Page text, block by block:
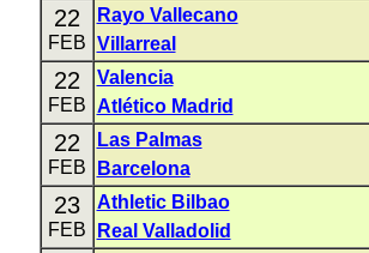
22
FEB
Rayo Vallecano
Villarreal
22
FEB
Valencia
Atlético Madrid
22
FEB
Las Palmas
Barcelona
23
FEB
Athletic Bilbao
Real Valladolid